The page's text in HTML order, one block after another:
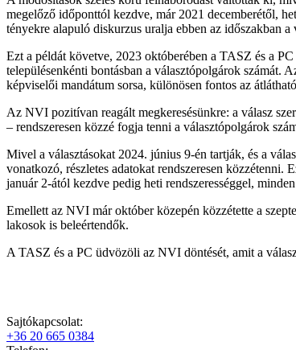
megelőző időponttól kezdve, már 2021 decemberétől,
tényekre alapuló diskurzus uralja ebben az időszakban
Ezt a példát követve, 2023 októberében a TASZ és a
településenkénti bontásban a választópolgárok számát.
képviselői mandátum sorsa, különösen fontos az
Az NVI pozitívan reagált megkeresésünkre: a válasz
– rendszeresen közzé fogja tenni a választópolgárok
Mivel a választásokat 2024. június 9-én tartják, és a
vonatkozó, részletes adatokat rendszeresen
január 2-ától kezdve pedig heti rendszerességgel,
Emellett az NVI már október közepén közzétette a
lakosok is beleértendők.
A TASZ és a PC üdvözöli az NVI döntését, amit a
Sajtókapcsolat:
+36 20 665 0384